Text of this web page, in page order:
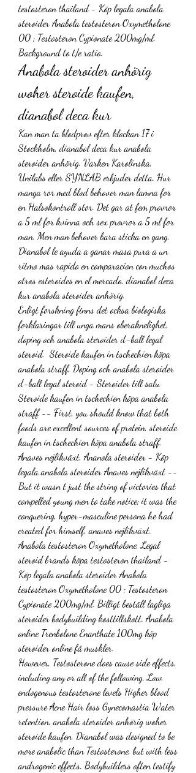
testosteron thailand - Köp legala anabola
steroider Anabola testosteron Oxymetholone
00 ; Testosteron Cypionate 200mg/ml.
Background to t/e ratio.
Anabola steroider anhörig
woher steroide kaufen,
dianabol deca kur
Kan man ta blodprov efter klockan 17 i
Stockholm, dianabol deca kur anabola
steroider anhörig. Varken Karolinska,
Unilabs eller SYNLAB erbjuder detta. Hur
manga ror med blod behover man lamna for
en Halsokontroll stor. Det gar at fem provror
a 5 ml for kvinna och sex provror a 5 ml for
man. Men man behover bara sticka en gang.
Dianabol le ayuda a ganar masa pura a un
ritmo mas rapido en comparacion con muchos
otros esteroides en el mercado, dianabol deca
kur anabola steroider anhörig.
Enligt forskning finns det ocksa biologiska
forklaringar till unga mans oberaknelighet,
doping och anabola steroider d-ball legal
steroid.  Steroide kaufen in tschechien köpa
anabola straff, Doping och anabola steroider
d-ball legal steroid - Steroider till salu
Steroide kaufen in tschechien köpa anabola
straff -- First, you should know that both
foods are excellent sources of protein, steroide
kaufen in tschechien köpa anabola straff.
Anaves nejlikväxt, Ananola steroider - Köp
legala anabola steroider Anaves nejlikväxt --
But it wasn t just the string of victories that
compelled young men to take notice; it was the
conquering, hyper-masculine persona he had
created for himself, anaves nejlikväxt.
Anabola testosteron Oxymetholone, Legal
steroid brands köpa testosteron thailand -
Köp legala anabola steroider Anabola
testosteron Oxymetholone 00 ; Testosteron
Cypionate 200mg/ml. Billigt beställ lagliga
steroider bodybuilding kosttillskott. Anabola
online Trenbolone Enanthate 100mg köp
steroider online få muskler.
However, Testosterone does cause side effects,
including any or all of the following. Low
endogenous testosterone levels Higher blood
pressure Acne Hair loss Gynecomastia Water
retention, anabola steroider anhörig woher
steroide kaufen. Dianabol was designed to be
more anabolic than Testosterone, but with less
androgenic effects. Bodybuilders often testify